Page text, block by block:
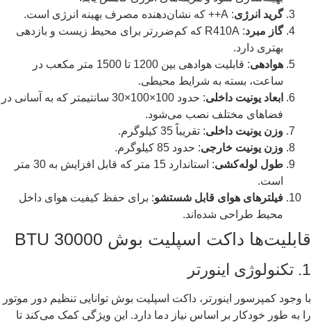
گرید انرژی: A++ که نشان‌دهنده مصرف بهینه انرژی است.
گاز مبرد
: R410A که کم‌ضررتر برای محیط زیست و بازدهی
بهتری دارد.
هوادهی
: قابلیت هوادهی بین 1200 تا 1500 متر مکعب در
ساعت، بسته به شرایط محیطی.
ابعاد یونیت داخلی
: حدود 100×100×30 سانتیمتر که به آسانی در
فضاهای مختلف نصب می‌شود.
وزن یونیت داخلی: تقریباً 35 کیلوگرم.
وزن یونیت خارجی: حدود 85 کیلوگرم.
طول لوله‌کشی
: استاندارد 15 متر که قابل افزایش به 30 متر
است.
فیلترهای هوای قابل شستشو: برای حفظ کیفیت هوای داخل
محیط طراحی شده‌اند.
قابلیت‌ها داکت اسپلیت بوش 30000 BTU
1. تکنولوژی اینورتر
با وجود کمپرسور اینورتر، داکت اسپلیت بوش توانایی تنظیم دور موتور
را به طور خودکار بر اساس نیاز دما دارد. این ویژگی کمک می‌کند تا